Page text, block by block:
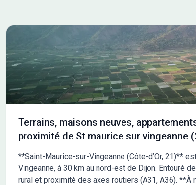
Terrains, maisons neuves,
proximité de St maurice sur vingeanne
**Saint-Maurice-sur-Vingeanne (Côte-d’Or, 21)**
Vingeanne, à 30 km au nord-est de Dijon. Entouré
rural et proximité des axes routiers (A31, A36). **À